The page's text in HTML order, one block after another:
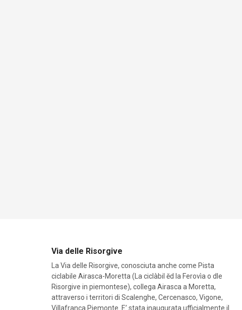
Via delle Risorgive
La Via delle Risorgive, conosciuta anche come Pista
ciclabile Airasca-Moretta (La ciclàbil ĕd la Ferovìa o dle
Risorgive in piemontese), collega Airasca a Moretta,
attraverso i territori di Scalenghe, Cercenasco, Vigone,
Villafranca Piemonte. E’ stata inaugurata ufficialmente il